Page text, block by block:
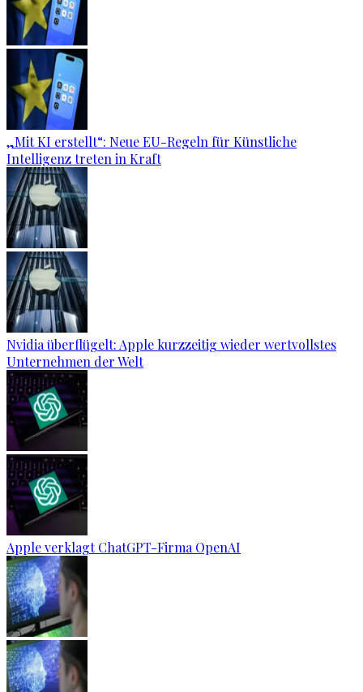
„Mit KI erstellt“: Neue EU-Regeln für Künstliche
Intelligenz treten in Kraft
Nvidia überflügelt: Apple kurzzeitig wieder wertvollstes
Unternehmen der Welt
Apple verklagt ChatGPT-Firma OpenAI